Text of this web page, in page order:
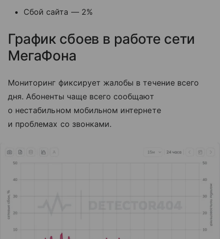
Сбой сайта — 2%
График сбоев в работе сети
МегаФона
Мониторинг фиксирует жалобы в течение всего
дня. Абоненты чаще всего сообщают
о нестабильном мобильном интернете
и проблемах со звонками.